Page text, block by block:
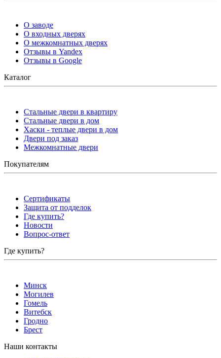
О заводе
О входных дверях
О межкомнатных дверях
Отзывы в Yandex
Отзывы в Google
Каталог
Стальные двери в квартиру
Стальные двери в дом
Хаски - теплые двери в дом
Двери под заказ
Межкомнатные двери
Покупателям
Сертификаты
Защита от подделок
Где купить?
Новости
Вопрос-ответ
Где купить?
Минск
Могилев
Гомель
Витебск
Гродно
Брест
Наши контакты